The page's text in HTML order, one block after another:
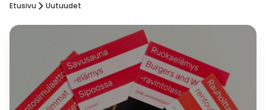
Etusivu Uutuudet